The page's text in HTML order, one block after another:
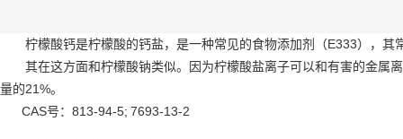
柠檬酸钙是柠檬酸的钙盐，是一种常见的食物添加剂（E333），其
其在这方面和柠檬酸钠类似。因为柠檬酸盐离子可以和有害的金属
量的21%。
CAS号：813-94-5; 7693-13-2